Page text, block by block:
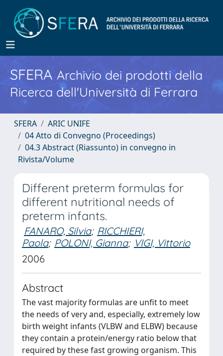
SFERA Archivio dei prodotti della
Ricerca dell'Università di Ferrara
SFERA
ARIC UNIFE
04 Atto di Convegno (Proceedings)
04.3 Abstract (Riassunto) in convegno in
Rivista/Volume
Different preterm formulas for
different nutritional needs of
preterm infants.
FANARO, Silvia; RICCHIERI,
Paola; POLONI, Gianna; VIGI, Vittorio
2006
Abstract
The vast majority formulas are unfit to meet
the needs of very and, especially, extremely low
birth weight infants (VLBW and ELBW) because
they contain a protein/energy ratio below that
required by these fast growing organism. This